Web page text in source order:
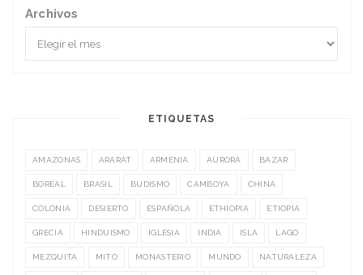
Archivos
ETIQUETAS
AMAZONAS ARARAT ARMENIA AURORA BAZAR
BOREAL BRASIL BUDISMO CAMBOYA CHINA
COLONIA DESIERTO ESPAÑOLA ETHIOPIA ETIOPIA
GRECIA HINDUISMO IGLESIA INDIA ISLA LAGO
MEZQUITA MITO MONASTERIO MUNDO NATURALEZA